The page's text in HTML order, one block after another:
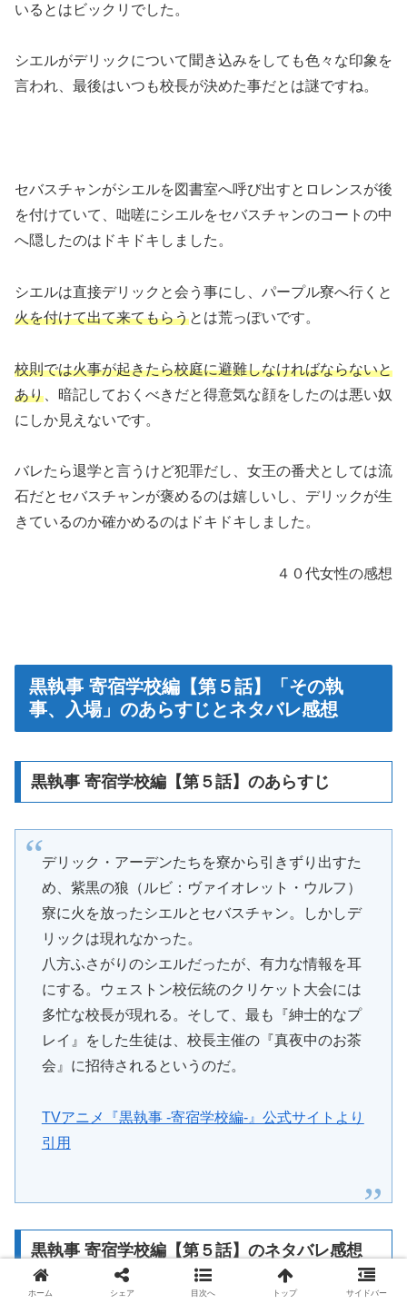
いるとはビックリでした。
シエルがデリックについて聞き込みをしても色々な印象を
言われ、最後はいつも校長が決めた事だとは謎ですね。
セバスチャンがシエルを図書室へ呼び出すとロレンスが後
を付けていて、咄嗟にシエルをセバスチャンのコートの中
へ隠したのはドキドキしました。
シエルは直接デリックと会う事にし、パープル寮へ行くと
火を付けて出て来てもらうとは荒っぽいです。
校則では火事が起きたら校庭に避難しなければならないと
あり 、暗記しておくべきだと得意気な顔をしたのは悪い奴
にしか見えないです。
バレたら退学と言うけど犯罪だし、女王の番犬としては流
石だとセバスチャンが褒めるのは嬉しいし、デリックが生
きているのか確かめるのはドキドキしました。
４０代女性の感想
黒執事 寄宿学校編【第５話】「その執
事、入場」のあらすじとネタバレ感想
黒執事 寄宿学校編【第５話】のあらすじ
デリック・アーデンたちを寮から引きずり出すた
め、紫黒の狼（ルビ：ヴァイオレット・ウルフ）
寮に火を放ったシエルとセバスチャン。しかしデ
リックは現れなかった。
八方ふさがりのシエルだったが、有力な情報を耳
にする。ウェストン校伝統のクリケット大会には
多忙な校長が現れる。そして、最も『紳士的なプ
レイ』をした生徒は、校長主催の『真夜中のお茶
会』に招待されるというのだ。
TVアニメ『黒執事 -寄宿学校編-』公式サイトより
引用
黒執事 寄宿学校編【第５話】のネタバレ感想
ホーム シェア 目次へ トップ サイドバー